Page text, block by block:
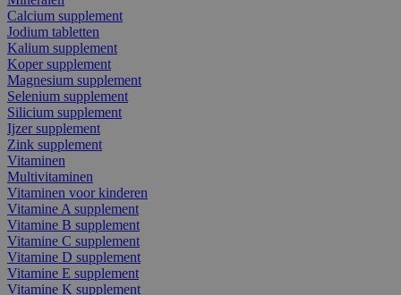
Calcium supplement
Jodium tabletten
Kalium supplement
Koper supplement
Magnesium supplement
Selenium supplement
Silicium supplement
Ijzer supplement
Zink supplement
Vitaminen
Multivitaminen
Vitaminen voor kinderen
Vitamine A supplement
Vitamine B supplement
Vitamine C supplement
Vitamine D supplement
Vitamine E supplement
Vitamine K supplement